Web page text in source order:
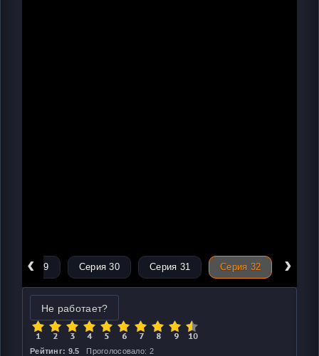
‹
Серия 29 Серия 30 Серия 31 Серия 32 ›
Не работает?
Рейтинг: 9.5 Проголосовало: 2